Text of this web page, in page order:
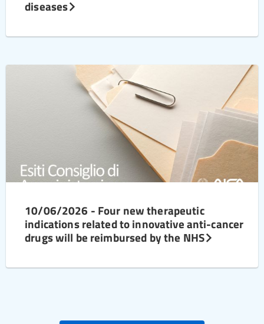
diseases
10/06/2026 - Four new therapeutic
indications related to innovative anti-cancer
drugs will be reimbursed by the NHS